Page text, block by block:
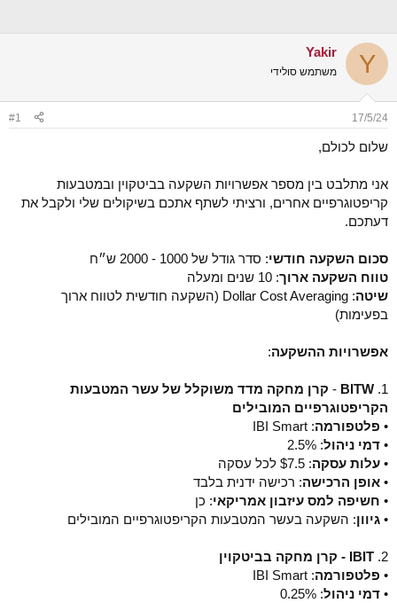
ר
Y
Yakir
משתמש סולידי
17/5/24
#1
שלום לכולם,
אני מתלבט בין מספר אפשרויות השקעה בביטקוין ובמטבעות
קריפטוגרפיים אחרים, ורציתי לשתף אתכם בשיקולים שלי ולקבל את
דעתכם.
סכום השקעה חודשי: סדר גודל של 1000 - 2000 ש״ח
טווח השקעה ארוך: 10 שנים ומעלה
שיטה
: Dollar Cost Averaging (השקעה חודשית לטווח ארוך
בפעימות)
אפשרויות ההשקעה:
1.
BITW
- קרן מחקה מדד משוקלל של עשר המטבעות
הקריפטוגרפיים המובילים
• פלטפורמה: IBI Smart
• דמי ניהול: 2.5%
• עלות עסקה: $7.5 לכל עסקה
• אופן הרכישה: רכישה ידנית בלבד
• חשיפה למס עיזבון אמריקאי: כן
• גיוון: השקעה בעשר המטבעות הקריפטוגרפיים המובילים
2. IBIT - קרן מחקה בביטקוין
• פלטפורמה: IBI Smart
• דמי ניהול: 0.25%